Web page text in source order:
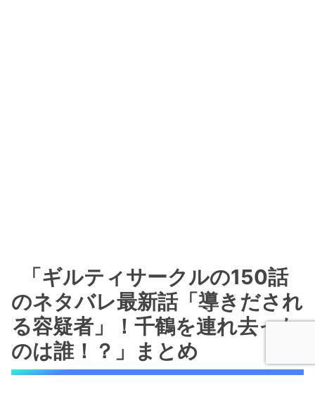
「ギルティサークルの150話
のネタバレ最新話「導きだされ
る容疑者」！千鶴を連れ去った
のは誰！？」まとめ